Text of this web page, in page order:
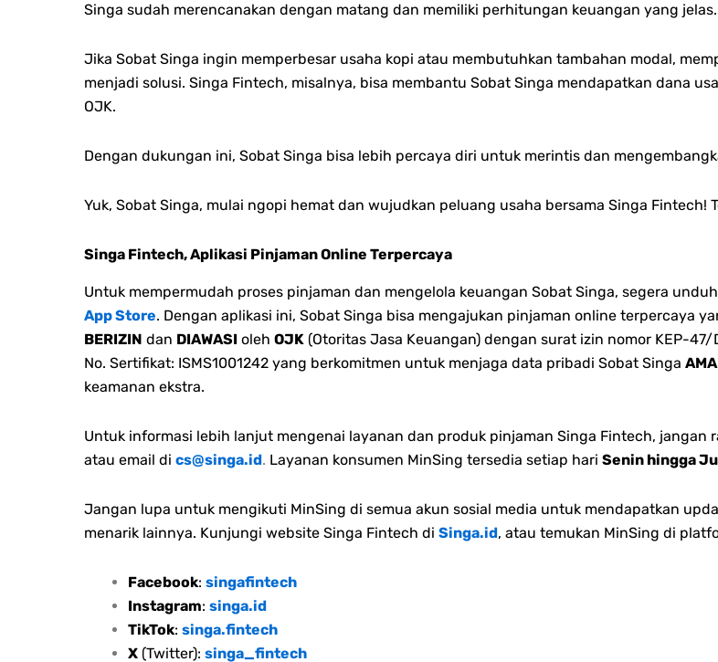
Singa sudah merencanakan dengan matang dan memiliki perhitungan keuangan yang jelas.
Jika Sobat Singa ingin memperbesar usaha kopi atau membutuhkan tambahan modal,
menjadi solusi. Singa Fintech, misalnya, bisa membantu Sobat Singa mendapatkan dana
OJK.
Dengan dukungan ini, Sobat Singa bisa lebih percaya diri untuk merintis dan
Yuk, Sobat Singa, mulai ngopi hemat dan wujudkan peluang usaha bersama Singa
Singa Fintech, Aplikasi Pinjaman Online Terpercaya
Untuk mempermudah proses pinjaman dan mengelola keuangan Sobat Singa, segera
App Store. Dengan aplikasi ini, Sobat Singa bisa mengajukan pinjaman online terpercaya
BERIZIN dan DIAWASI oleh OJK (Otoritas Jasa Keuangan) dengan surat izin nomor KEP-
No. Sertifikat: ISMS1001242 yang berkomitmen untuk menjaga data pribadi Sobat Singa
keamanan ekstra.
Untuk informasi lebih lanjut mengenai layanan dan produk pinjaman Singa Fintech,
atau email di cs@singa.id. Layanan konsumen MinSing tersedia setiap hari Senin hingga
Jangan lupa untuk mengikuti MinSing di semua akun sosial media untuk mendapatkan
menarik lainnya. Kunjungi website Singa Fintech di Singa.id, atau temukan MinSing di
Facebook: singafintech
Instagram: singa.id
TikTok: singa.fintech
X (Twitter): singa_fintech